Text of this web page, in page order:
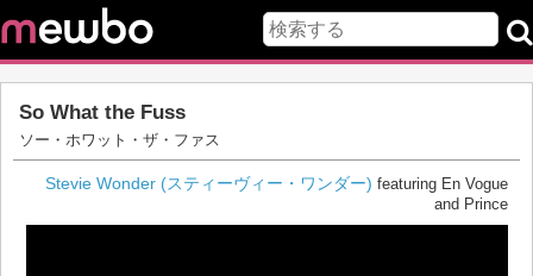
So What the Fuss
ソー・ホワット・ザ・ファス
Stevie Wonder (スティーヴィー・ワンダー) featuring En Vogue
and Prince